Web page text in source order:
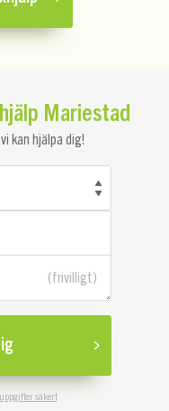
Mariestad
kan hjälpa dig!
säkert